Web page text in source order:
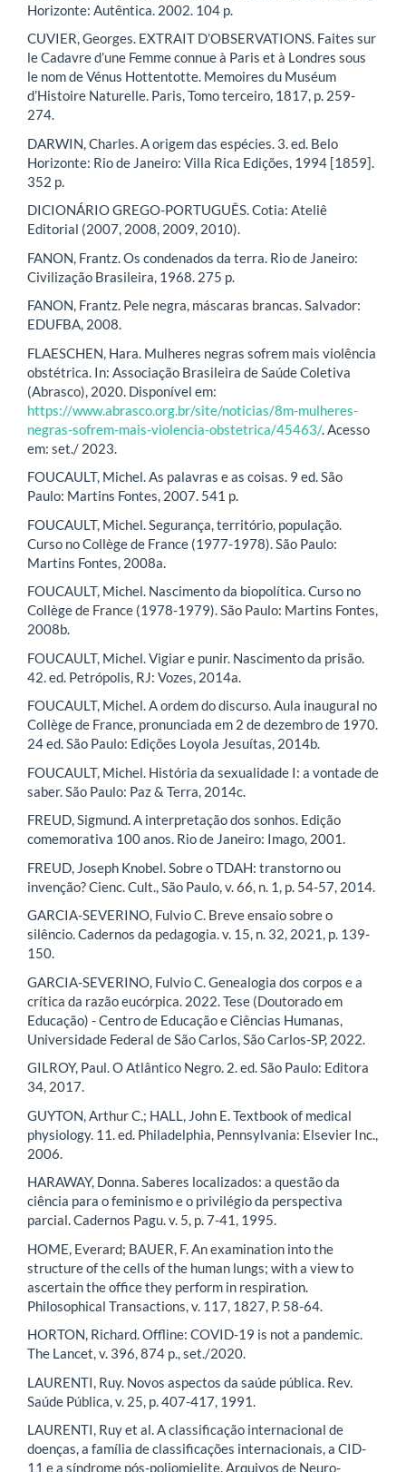
Horizonte: Autêntica. 2002. 104 p.
CUVIER, Georges. EXTRAIT D’OBSERVATIONS. Faites sur
le Cadavre d’une Femme connue à Paris et à Londres sous
le nom de Vénus Hottentotte. Memoires du Muséum
d’Histoire Naturelle. Paris, Tomo terceiro, 1817, p. 259-
274.
DARWIN, Charles. A origem das espécies. 3. ed. Belo
Horizonte: Rio de Janeiro: Villa Rica Edições, 1994 [1859].
352 p.
DICIONÁRIO GREGO-PORTUGUÊS. Cotia: Ateliê
Editorial (2007, 2008, 2009, 2010).
FANON, Frantz. Os condenados da terra. Rio de Janeiro:
Civilização Brasileira, 1968. 275 p.
FANON, Frantz. Pele negra, máscaras brancas. Salvador:
EDUFBA, 2008.
FLAESCHEN, Hara. Mulheres negras sofrem mais violência
obstétrica. In: Associação Brasileira de Saúde Coletiva
(Abrasco), 2020. Disponível em:
https://www.abrasco.org.br/site/noticias/8m-mulheres-
negras-sofrem-mais-violencia-obstetrica/45463/. Acesso
em: set./ 2023.
FOUCAULT, Michel. As palavras e as coisas. 9 ed. São
Paulo: Martins Fontes, 2007. 541 p.
FOUCAULT, Michel. Segurança, território, população.
Curso no Collège de France (1977-1978). São Paulo:
Martins Fontes, 2008a.
FOUCAULT, Michel. Nascimento da biopolítica. Curso no
Collège de France (1978-1979). São Paulo: Martins Fontes,
2008b.
FOUCAULT, Michel. Vigiar e punir. Nascimento da prisão.
42. ed. Petrópolis, RJ: Vozes, 2014a.
FOUCAULT, Michel. A ordem do discurso. Aula inaugural no
Collège de France, pronunciada em 2 de dezembro de 1970.
24 ed. São Paulo: Edições Loyola Jesuítas, 2014b.
FOUCAULT, Michel. História da sexualidade I: a vontade de
saber. São Paulo: Paz & Terra, 2014c.
FREUD, Sigmund. A interpretação dos sonhos. Edição
comemorativa 100 anos. Rio de Janeiro: Imago, 2001.
FREUD, Joseph Knobel. Sobre o TDAH: transtorno ou
invenção? Cienc. Cult., São Paulo, v. 66, n. 1, p. 54-57, 2014.
GARCIA-SEVERINO, Fulvio C. Breve ensaio sobre o
silêncio. Cadernos da pedagogia. v. 15, n. 32, 2021, p. 139-
150.
GARCIA-SEVERINO, Fulvio C. Genealogia dos corpos e a
crítica da razão eucórpica. 2022. Tese (Doutorado em
Educação) - Centro de Educação e Ciências Humanas,
Universidade Federal de São Carlos, São Carlos-SP, 2022.
GILROY, Paul. O Atlântico Negro. 2. ed. São Paulo: Editora
34, 2017.
GUYTON, Arthur C.; HALL, John E. Textbook of medical
physiology. 11. ed. Philadelphia, Pennsylvania: Elsevier Inc.,
2006.
HARAWAY, Donna. Saberes localizados: a questão da
ciência para o feminismo e o privilégio da perspectiva
parcial. Cadernos Pagu. v. 5, p. 7-41, 1995.
HOME, Everard; BAUER, F. An examination into the
structure of the cells of the human lungs; with a view to
ascertain the office they perform in respiration.
Philosophical Transactions, v. 117, 1827, P. 58-64.
HORTON, Richard. Offline: COVID-19 is not a pandemic.
The Lancet, v. 396, 874 p., set./2020.
LAURENTI, Ruy. Novos aspectos da saúde pública. Rev.
Saúde Pública, v. 25, p. 407-417, 1991.
LAURENTI, Ruy et al. A classificação internacional de
doenças, a família de classificações internacionais, a CID-
11 e a síndrome pós-poliomielite. Arquivos de Neuro-